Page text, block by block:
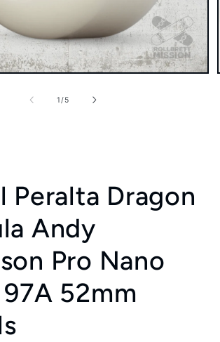
1/von
5
Peralta Dragon
Andy
Pro Nano
52mm